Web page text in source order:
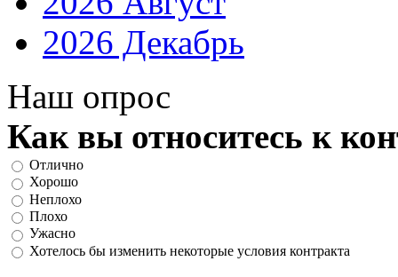
2026 Декабрь
Наш опрос
Как вы относитесь к
Отлично
Хорошо
Неплохо
Плохо
Ужасно
Хотелось бы изменить некоторые условия контракта